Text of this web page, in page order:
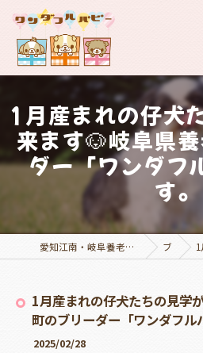
1月産まれの仔犬
来ます🐶岐阜県
ダー「ワンダフ
す。
愛知江南・岐阜養老でブリーダーなら実績豊富なワンダフルパピー ブログ 1
1月産まれの仔犬たちの見学
町のブリーダー「ワンダフル
2025/02/28